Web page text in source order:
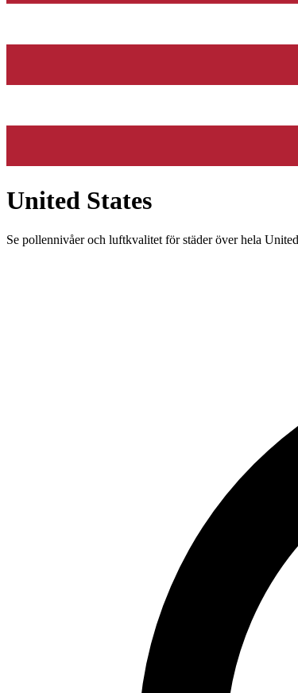
United States
Se pollennivåer och luftkvalitet för städer över hela